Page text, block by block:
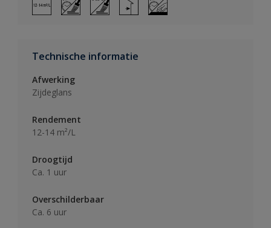
Technische informatie
Afwerking
Zijdeglans
Rendement
12-14 m²/L
Droogtijd
Ca. 1 uur
Overschilderbaar
Ca. 6 uur